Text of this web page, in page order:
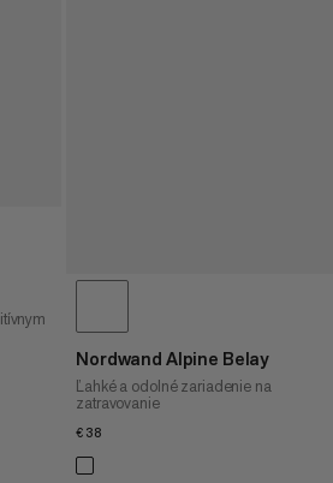
Nordwand Alpine Belay
Ľahké a odolné zariadenie na
zatravovanie
€38